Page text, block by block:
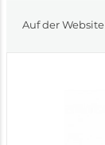
Auf der Website